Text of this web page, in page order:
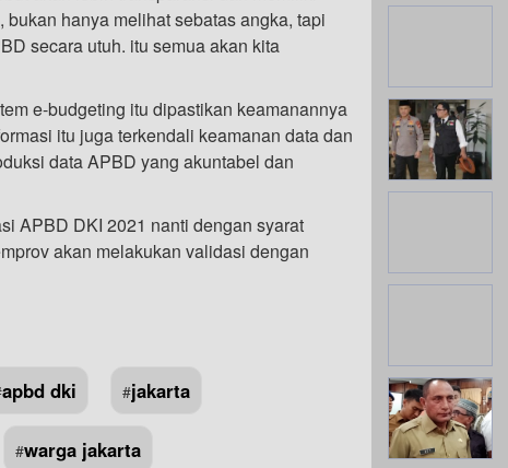
hanya melihat sebatas angka, tapi
secara utuh. itu semua akan kita
e-budgeting itu dipastikan keamanannya
itu juga terkendali keamanan data dan
data APBD yang akuntabel dan
APBD DKI 2021 nanti dengan syarat
akan melakukan validasi dengan
apbd dki #jakarta
#warga jakarta